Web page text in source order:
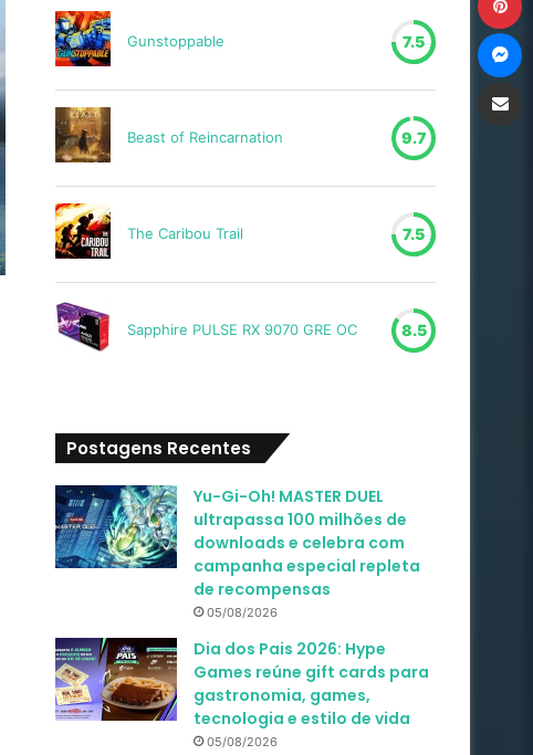
Gunstoppable 7.5
Beast of Reincarnation 9.7
The Caribou Trail 7.5
Sapphire PULSE RX 9070 GRE OC 8.5
Postagens Recentes
Yu-Gi-Oh! MASTER DUEL
ultrapassa 100 milhões de
downloads e celebra com
campanha especial repleta
de recompensas
05/08/2026
Dia dos Pais 2026: Hype
Games reúne gift cards para
gastronomia, games,
tecnologia e estilo de vida
05/08/2026